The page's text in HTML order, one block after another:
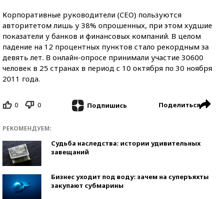
Корпоративные руководители (CEO) пользуются
авторитетом лишь у 38% опрошенных, при этом худшие
показатели у банков и финансовых компаний. В целом
падение на 12 процентных пунктов стало рекордным за
девять лет. В онлайн-опросе принимали участие 30600
человек в 25 странах в период с 10 октября по 30 ноября
2011 года.
0 0 Подпишись Поделиться
РЕКОМЕНДУЕМ:
Судьба наследства: истории удивительных
завещаний
Бизнес уходит под воду: зачем на суперъяхты
закупают субмарины